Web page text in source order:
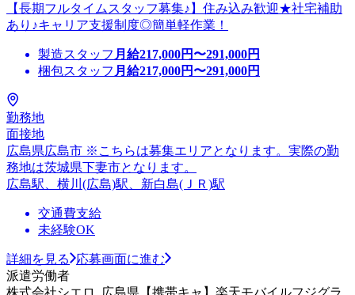
【長期フルタイムスタッフ募集♪】住み込み歓迎★社宅補助
あり♪キャリア支援制度◎簡単軽作業！
製造スタッフ 月給217,000円〜291,000円
梱包スタッフ 月給217,000円〜291,000円
勤務地
面接地
広島県広島市 ※こちらは募集エリアとなります。実際の勤
務地は茨城県下妻市となります。
広島駅、横川(広島)駅、新白島(ＪＲ)駅
交通費支給
未経験OK
詳細を見る
応募画面に進む
派遣労働者
株式会社シエロ_広島県【携帯キャ】楽天モバイルフジグラ